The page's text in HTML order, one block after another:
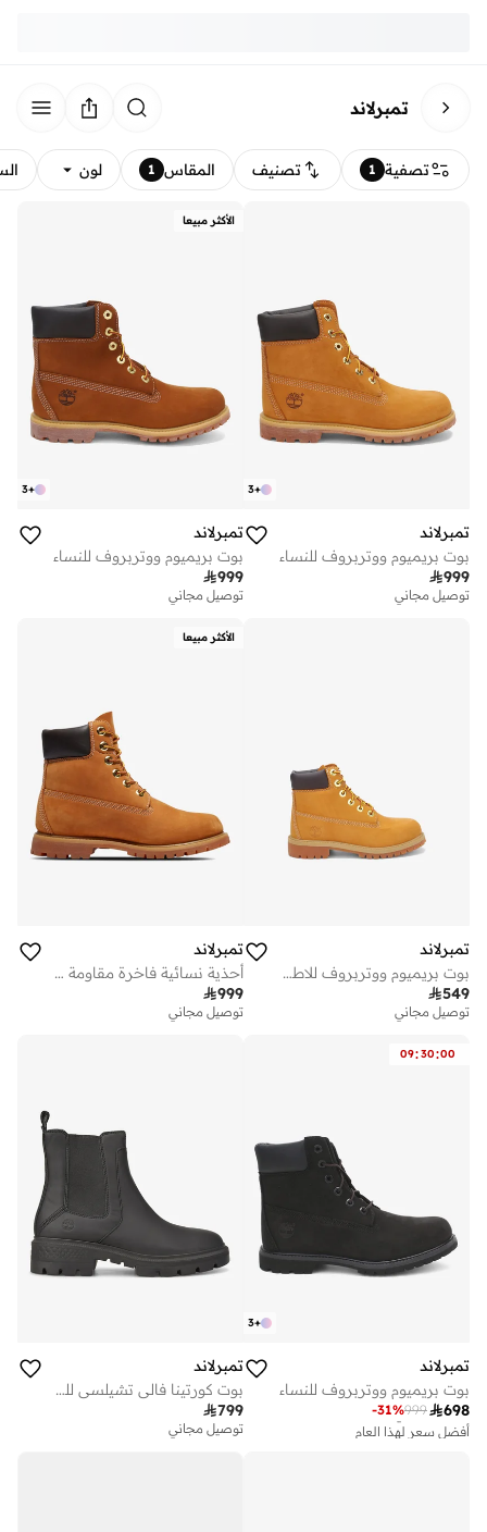
تمبرلاند
تصفية 1 تصنيف المقاس 1 لون
+
3
تمبرلاند
بوت بريميوم ووتربروف للنساء
999
توصيل مجاني
الأكثر مبيعا
+
3
تمبرلاند
بوت بريميوم ووتربروف للنساء
999
توصيل مجاني
تمبرلاند
بوت بريميوم ووتربروف للاطفال الرضع
549
توصيل مجاني
الأكثر مبيعا
تمبرلاند
أحذية نسائية فاخرة مقاومة للماء بطول بوصات
999
توصيل مجاني
09:30:00
+
3
تمبرلاند
بوت بريميوم ووتربروف للنساء
698
999
-31%
أفضل سعر لهذا العام
توصيل مجاني
أفضل سعر لهذا العام
توصيل مجاني
تمبرلاند
بوت كورتينا فالي تشيلسي للنساء
799
توصيل مجاني